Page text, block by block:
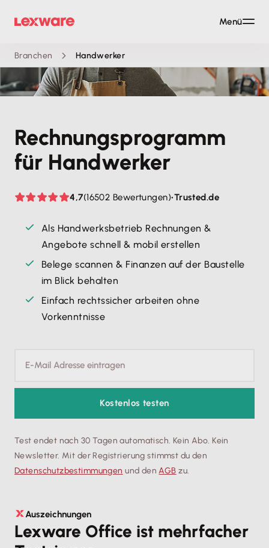
Branchen Handwerker
Rechnungs­programm
für Handwerker
4,7(16502 Bewertungen)•Trusted.de
Als Handwerksbetrieb Rechnungen &
Angebote schnell & mobil erstellen
Belege scannen & Finanzen auf der Baustelle
im Blick behalten
Einfach rechtssicher arbeiten ohne
Vorkenntnisse
Kostenlos testen
Test endet nach 30 Tagen automatisch. Kein Abo. Kein
Newsletter. Mit der Registrierung stimmst du den
Datenschutz­bestimmungen und denAGB zu.
Auszeichnungen
Lexware Office ist mehrfacher
Menü